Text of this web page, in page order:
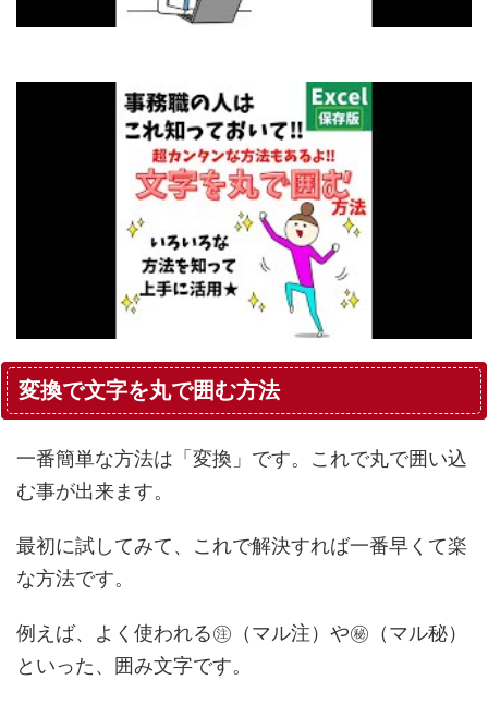
変換で文字を丸で囲む方法
一番簡単な方法は「変換」です。これで丸で囲い込
む事が出来ます。
最初に試してみて、これで解決すれば一番早くて楽
な方法です。
例えば、よく使われる㊟（マル注）や㊙（マル秘）
といった、囲み文字です。